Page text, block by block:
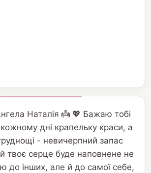
Наталія 👼 💖 Бажаю тобі
дні крапельку краси, а
- невичерпний запас
твоє серце буде наповнене не
до інших, але й до самої себе,